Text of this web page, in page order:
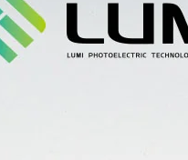
Laser xenon